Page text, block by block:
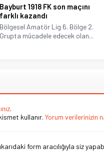
Bayburt 1918 FK son maçını
farklı kazandı
Bölgesel Amatör Lig 6. Bölge 2.
Grupta mücadele edecek olan...
.
kullanır. Yorum verilerinizin
form aracılığıyla siz